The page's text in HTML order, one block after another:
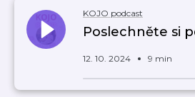
KOJO podcast
Poslechněte si
12. 10. 2024 9 min